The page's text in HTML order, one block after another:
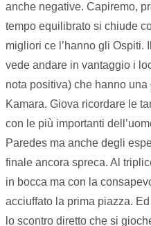
anche negative. Capiremo,
tempo equilibrato si chiude
migliori ce l’hanno gli Ospiti.
vede andare in vantaggio i
nota positiva) che hanno
Kamara. Giova ricordare le
con le più importanti
Paredes ma anche degli
finale ancora spreca. Al
in bocca ma con la
acciuffato la prima piazza.
lo scontro diretto che si